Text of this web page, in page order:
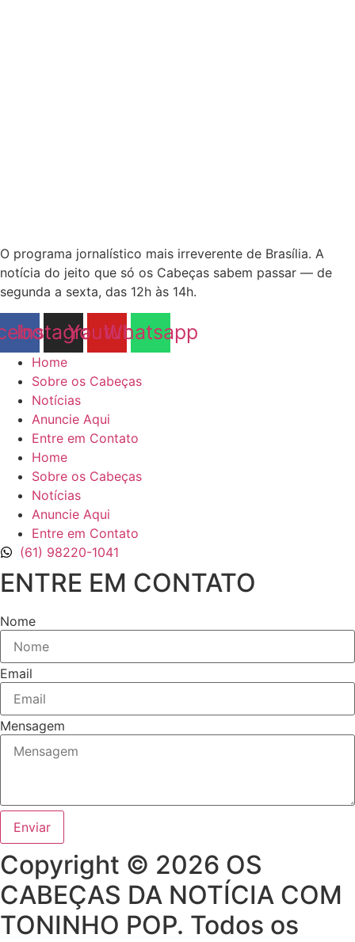
O programa jornalístico mais irreverente de Brasília. A
notícia do jeito que só os Cabeças sabem passar — de
segunda a sexta, das 12h às 14h.
Instagram
Youtube
Whatsapp
Home
Sobre os Cabeças
Notícias
Anuncie Aqui
Entre em Contato
Home
Sobre os Cabeças
Notícias
Anuncie Aqui
Entre em Contato
(61) 98220-1041
ENTRE EM CONTATO
Nome
Email
Mensagem
Enviar
Copyright © 2026 OS
CABEÇAS DA NOTÍCIA COM
TONINHO POP. Todos os